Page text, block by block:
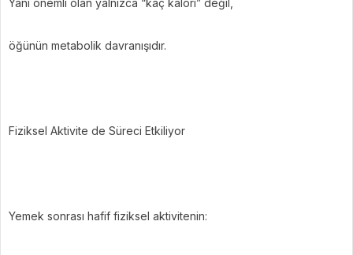
öğünün metabolik davranışıdır.
Fiziksel Aktivite de Süreci Etkiliyor
Yemek sonrası hafif fiziksel aktivitenin: